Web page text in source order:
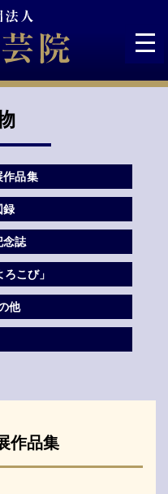
作品集
録
念誌
こび」
他
作品集